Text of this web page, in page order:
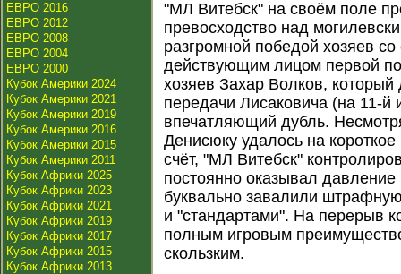
ЕВРО 2016
ЕВРО 2012
ЕВРО 2008
ЕВРО 2004
ЕВРО 2000
Кубок Америки 2024
Кубок Америки 2021
Кубок Америки 2019
Кубок Америки 2016
Кубок Америки 2015
Кубок Америки 2011
Кубок Африки 2025
Кубок Африки 2023
Кубок Африки 2021
Кубок Африки 2019
Кубок Африки 2017
Кубок Африки 2015
Кубок Африки 2013
"МЛ Витебск" на своём поле
превосходство над
разгромной победой хозяев
действующим лицом первой
хозяев Захар Волков,
передачи Лисаковича (на 11-
впечатляющий дубль.
Денисюку удалось на
счёт, "МЛ Витебск"
постоянно оказывал
буквально завалили
и "стандартами". На перерыв
полным игровым
скользким.